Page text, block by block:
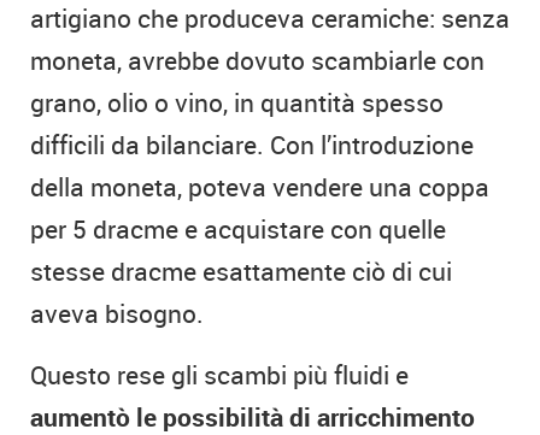
artigiano che produceva ceramiche: senza
moneta, avrebbe dovuto scambiarle con
grano, olio o vino, in quantità spesso
difficili da bilanciare. Con l’introduzione
della moneta, poteva vendere una coppa
per 5 dracme e acquistare con quelle
stesse dracme esattamente ciò di cui
aveva bisogno.
Questo rese gli scambi più fluidi e
aumentò le possibilità di arricchimento